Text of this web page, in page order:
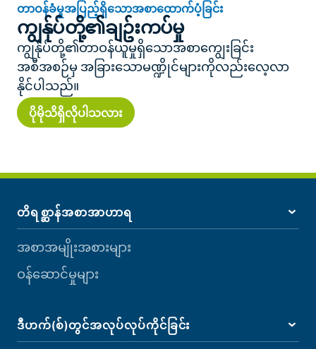
တာဝန်ခံမှုအပြည့်ရှိသောအစာထောက်ပံ့ခြင်း
ကျွန်ုပ်တို့၏ချဥ်းကပ်မှု
ကျွန်ုပ်တို့၏တာဝန်ယူမှုရှိသောအစာကျွေးခြင်း
အစီအစဉ်မှ အခြားသောမဏ္ဍိုင်များကိုလည်းလေ့လာ
နိုင်ပါသည်။
ပိုမိုသိရှိလိုပါသလား
တိရစ္ဆာန်အစာအာဟာရ
အစာအမျိုးအစားများ
ဝန်ဆောင်မှုများ
ဒီဟက်(စ်)တွင်အလုပ်လုပ်ကိုင်ခြင်း